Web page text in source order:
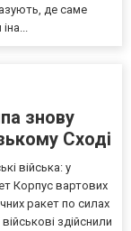
де саме
знову
Сході
війська: у
Корпус вартових
ракет по силах
здійснили